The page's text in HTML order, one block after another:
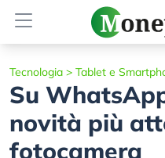
Tecnologia > Tablet e
Su
novità più
fotocamera